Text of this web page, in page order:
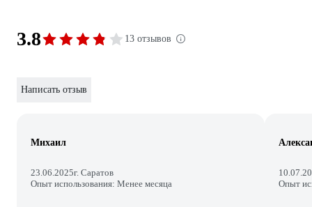
3.8 13 отзывов
Написать отзыв
Михаил
23.06.2025г. Саратов
Опыт использования: Менее месяца
Опыт